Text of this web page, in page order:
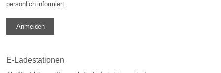
persönlich informiert.
Anmelden
E-Ladestationen